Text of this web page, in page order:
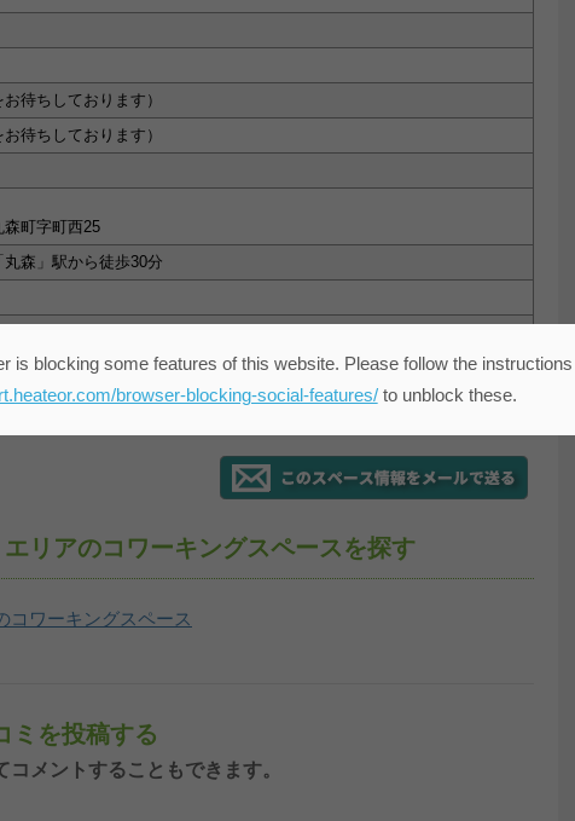
お待ちしております）
お待ちしております）
町字町西25
丸森」駅から徒歩30分
リアのコワーキングスペースを探す
コワーキングスペース
ミを投稿する
メントすることもできます。
is blocking some features of this website. Please follow the
browser-blocking-social-features/to unblock these.